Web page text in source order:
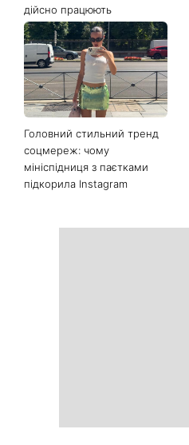
дійсно працюють
Головний стильний тренд
соцмереж: чому
мініспідниця з паєтками
підкорила Instagram